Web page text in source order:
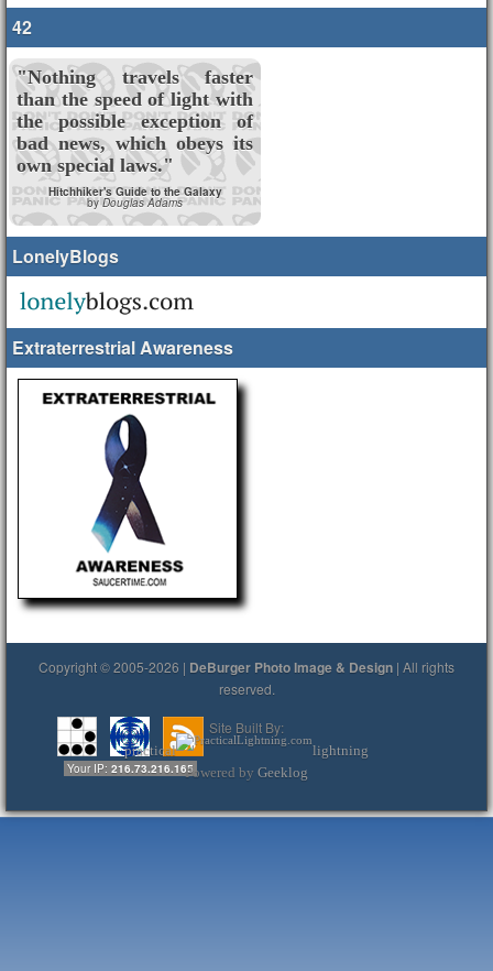
42
"Nothing travels faster
than the speed of light with
the possible exception of
bad news, which obeys its
own special laws."
Hitchhiker's Guide to the Galaxy
byDouglas Adams
LonelyBlogs
Extraterrestrial Awareness
Copyright © 2005-2026 | DeBurger Photo Image & Design | All rights
reserved.
Your IP: 216.73.216.165
Site Built By:
practical
lightning
Powered by Geeklog